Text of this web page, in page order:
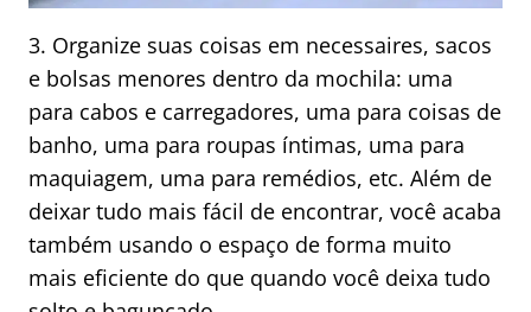
3. Organize suas coisas em necessaires, sacos
e bolsas menores dentro da mochila: uma
para cabos e carregadores, uma para coisas de
banho, uma para roupas íntimas, uma para
maquiagem, uma para remédios, etc. Além de
deixar tudo mais fácil de encontrar, você acaba
também usando o espaço de forma muito
mais eficiente do que quando você deixa tudo